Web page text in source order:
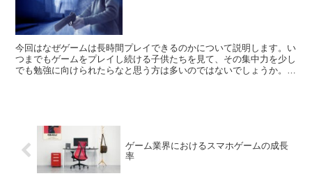
今回はなぜゲームは長時間プレイできるのかについて説明します。い
つまでもゲームをプレイし続ける子供たちを見て、その集中力を少し
でも勉強に向けられたらなと思う方は多いのではないでしょうか。勉
ゲーム業界におけるスマホゲームの成長
率